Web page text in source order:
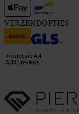
VERZENDOPTIES